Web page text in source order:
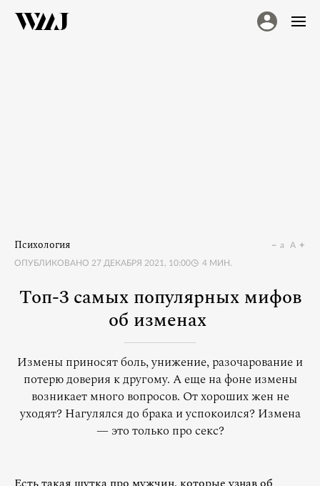
Психология
ОПУБЛИКОВАНО 27 ДЕКАБРЯ 2021, 10:00 4 МИН.
a A
Топ-3 самых популярных мифов
об изменах
Измены приносят боль, унижение, разочарование и
потерю доверия к другому. А еще на фоне измены
возникает много вопросов. От хороших жен не
уходят? Нагулялся до брака и успокоился? Измена
— это только про секс?